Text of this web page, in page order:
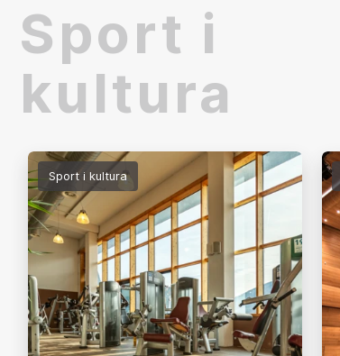
Sport i
kultura
Sport i kultura